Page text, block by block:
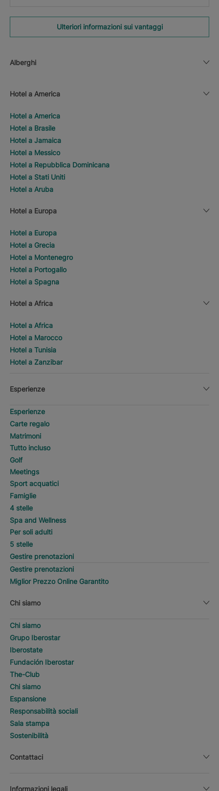
Ulteriori informazioni sui vantaggi
Alberghi
Hotel a America
Hotel a America
Hotel a Brasile
Hotel a Jamaica
Hotel a Messico
Hotel a Repubblica Dominicana
Hotel a Stati Uniti
Hotel a Aruba
Hotel a Europa
Hotel a Europa
Hotel a Grecia
Hotel a Montenegro
Hotel a Portogallo
Hotel a Spagna
Hotel a Africa
Hotel a Africa
Hotel a Marocco
Hotel a Tunisia
Hotel a Zanzibar
Esperienze
Esperienze
Carte regalo
Matrimoni
Tutto incluso
Golf
Meetings
Sport acquatici
Famiglie
4 stelle
Spa and Wellness
Per soli adulti
5 stelle
Gestire prenotazioni
Gestire prenotazioni
Miglior Prezzo Online Garantito
Chi siamo
Chi siamo
Grupo Iberostar
Iberostate
Fundación Iberostar
The-Club
Chi siamo
Espansione
Responsabilità sociali
Sala stampa
Sostenibilità
Contattaci
Informazioni legali